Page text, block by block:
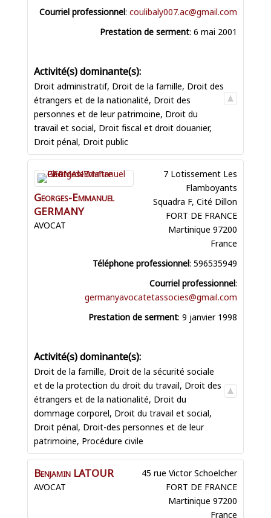
Courriel professionnel: coulibaly007.ac@gmail.com
Prestation de serment: 6 mai 2001
Droit administratif, Droit de la famille, Droit des
étrangers et de la nationalité, Droit des
personnes et de leur patrimoine, Droit du
travail et social, Droit fiscal et droit douanier,
Droit pénal, Droit public
Georges-Emmanuel
GERMANY
AVOCAT
7 Lotissement Les
Flamboyants
Squadra F, Cité Dillon
FORT DE FRANCE
Martinique 97200
France
Téléphone professionnel: 596535949
Courriel professionnel:
germanyavocatetassocies@gmail.com
Prestation de serment: 9 janvier 1998
Droit de la famille, Droit de la sécurité sociale
et de la protection du droit du travail, Droit des
étrangers et de la nationalité, Droit du
dommage corporel, Droit du travail et social,
Droit pénal, Droit-des personnes et de leur
patrimoine, Procédure civile
Benjamin LATOUR
AVOCAT
45 rue Victor Schoelcher
FORT DE FRANCE
Martinique 97200
France